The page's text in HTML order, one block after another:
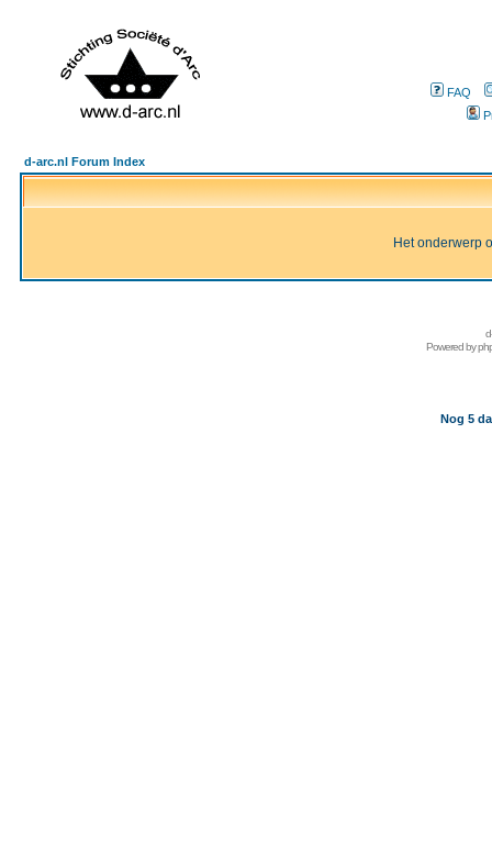
FAQ
d-arc.nl Forum Index
Het onderwerp
Powered by
Nog 5